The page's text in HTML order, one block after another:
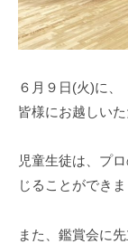
６月９日(火)に
皆様にお越しい
児童生徒は、プ
じることができま
また、鑑賞会に